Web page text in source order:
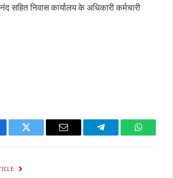
सहित निवास कार्यालय के अधिकारी कर्मचारी
Twitter Email Telegram WhatsApp